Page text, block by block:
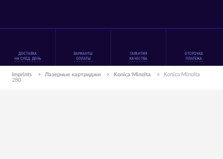
ДОСТАВКА
НА СЛЕД. ДЕНЬ
ВАРИАНТЫ
ОПЛАТЫ
ГАРАНТИЯ
КАЧЕСТВА
ОТСРОЧКА
ПЛАТЕЖА
Imprints > Лазерные картриджи > Konica Minolta >
Konica Minolta
280